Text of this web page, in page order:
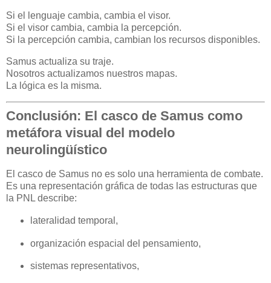
Si el lenguaje cambia, cambia el visor.
Si el visor cambia, cambia la percepción.
Si la percepción cambia, cambian los recursos disponibles.
Samus actualiza su traje.
Nosotros actualizamos nuestros mapas.
La lógica es la misma.
Conclusión: El casco de Samus como
metáfora visual del modelo
neurolingüístico
El casco de Samus no es solo una herramienta de combate.
Es una representación gráfica de todas las estructuras que
la PNL describe:
lateralidad temporal,
organización espacial del pensamiento,
sistemas representativos,